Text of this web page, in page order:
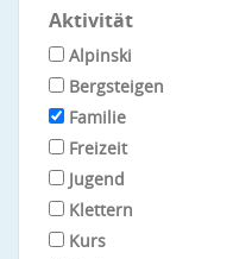
Aktivität
Alpinski
Bergsteigen
Familie
Freizeit
Jugend
Klettern
Kurs